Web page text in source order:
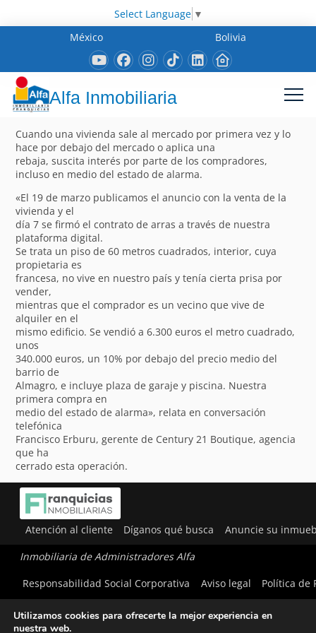
Select Language ▼
México
Bolivia
Alfa Inmobiliaria
Cuando una vivienda sale al mercado por primera vez y lo
hace por debajo del mercado o aplica una
rebaja, suscita interés por parte de los compradores,
incluso en medio del estado de alarma.
«El 19 de marzo publicamos el anuncio con la venta de la
vivienda y el
día 7 se firmó el contrato de arras a través de nuestra
plataforma digital.
Se trata un piso de 60 metros cuadrados, interior, cuya
propietaria es
francesa, no vive en nuestro país y tenía cierta prisa por
vender,
mientras que el comprador es un vecino que vive de
alquiler en el
mismo edificio. Se vendió a 6.300 euros el metro cuadrado,
unos
340.000 euros, un 10% por debajo del precio medio del
barrio de
Almagro, e incluye plaza de garaje y piscina. Nuestra
primera compra en
medio del estado de alarma», relata en conversación
telefónica
Francisco Erburu, gerente de Century 21 Boutique, agencia
que ha
cerrado esta operación.
Atención al cliente Díganos qué busca Anuncie su
Inmobiliaria de Administradores Alfa
Responsabilidad Social Corporativa
Aviso legal Política de
Utilizamos cookies para ofrecerte la mejor experiencia en
nuestra web.